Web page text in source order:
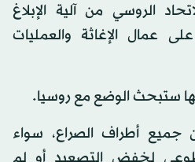
الروسي من آلية الإبلاغ
عمال الإغاثة والعمليات
ستبحث الوضع مع روسيا.
جميع أطراف الصراع، سواء